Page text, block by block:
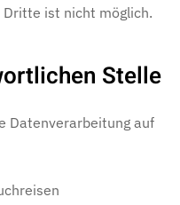
ist nicht möglich.
Stelle
Datenverarbeitung auf